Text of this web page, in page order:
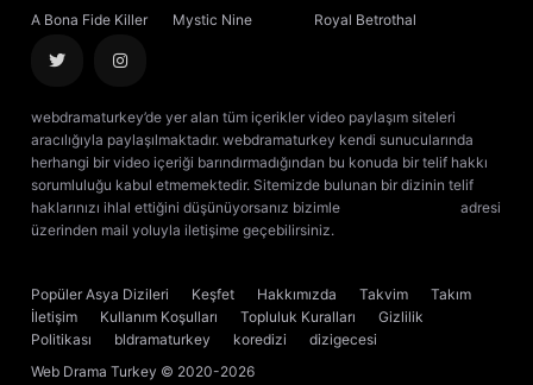
Sovereign
the Beginning
A Bona Fide Killer Mystic Nine Royal Betrothal
webdramaturkey’de yer alan tüm içerikler video paylaşım siteleri
aracılığıyla paylaşılmaktadır. webdramaturkey kendi sunucularında
herhangi bir video içeriği barındırmadığından bu konuda bir telif hakkı
sorumluluğu kabul etmemektedir. Sitemizde bulunan bir dizinin telif
haklarınızı ihlal ettiğini düşünüyorsanız bizimle
adresi
üzerinden mail yoluyla iletişime geçebilirsiniz.
Popüler Asya Dizileri Keşfet Hakkımızda Takvim
Takım
İletişim
Kullanım Koşulları Topluluk Kuralları
Gizlilik
Politikası
bldramaturkey koredizi
dizigecesi
Web Drama Turkey © 2020-2026